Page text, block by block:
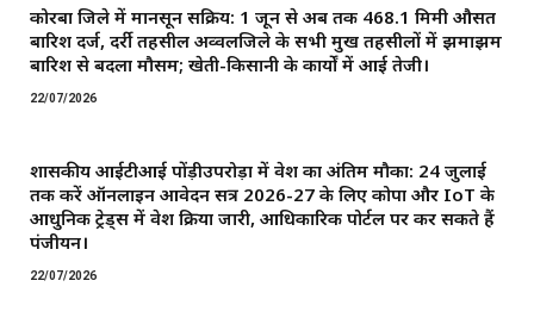
कोरबा जिले में मानसून सक्रिय: 1 जून से अब तक 468.1 मिमी औसत
बारिश दर्ज, दर्री तहसील अव्वलजिले के सभी प्रमुख तहसीलों में झमाझम
बारिश से बदला मौसम; खेती-किसानी के कार्यों में आई तेजी।
22/07/2026
शासकीय आईटीआई पोंड़ीउपरोड़ा में प्रवेश का अंतिम मौका: 24 जुलाई
तक करें ऑनलाइन आवेदन सत्र 2026-27 के लिए कोपा और IoT के
आधुनिक ट्रेड्स में प्रवेश प्रक्रिया जारी, आधिकारिक पोर्टल पर कर सकते हैं
पंजीयन।
22/07/2026